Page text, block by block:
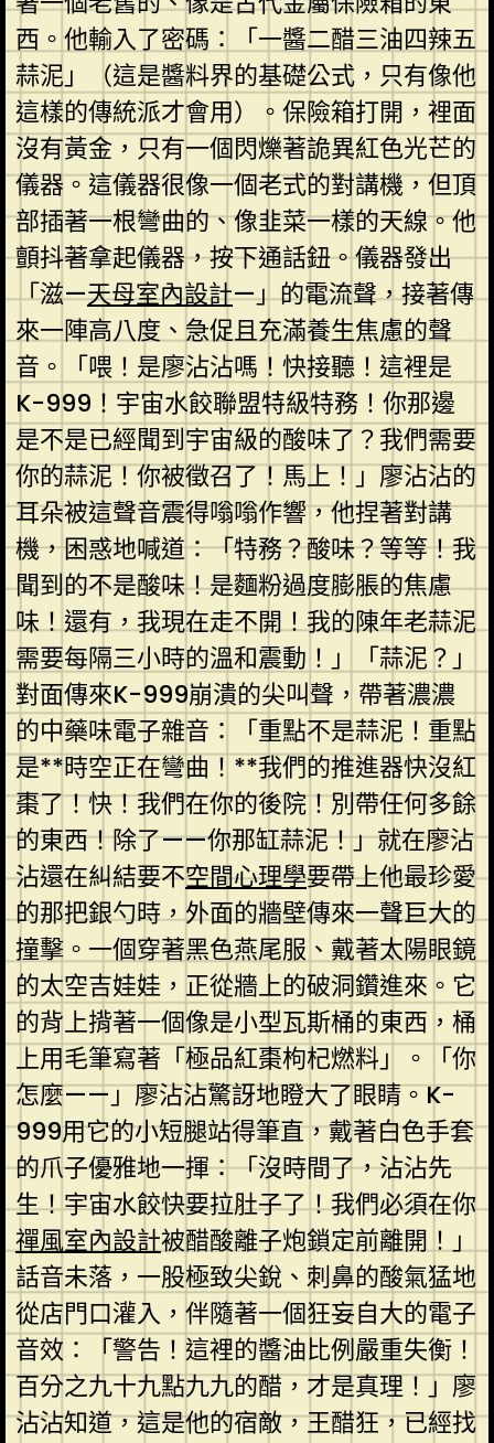
西。他輸入了密碼：「一醬二醋三油四辣五
蒜泥」（這是醬料界的基礎公式，只有像他
這樣的傳統派才會用）。保險箱打開，裡面
沒有黃金，只有一個閃爍著詭異紅色光芒的
儀器。這儀器很像一個老式的對講機，但頂
部插著一根彎曲的、像韭菜一樣的天線。他
顫抖著拿起儀器，按下通話鈕。儀器發出
「滋—天母室內設計—」的電流聲，接著傳
來一陣高八度、急促且充滿養生焦慮的聲
音。「喂！是廖沾沾嗎！快接聽！這裡是
K-999！宇宙水餃聯盟特級特務！你那邊
是不是已經聞到宇宙級的酸味了？我們需要
你的蒜泥！你被徵召了！馬上！」廖沾沾的
耳朵被這聲音震得嗡嗡作響，他捏著對講
機，困惑地喊道：「特務？酸味？等等！我
聞到的不是酸味！是麵粉過度膨脹的焦慮
味！還有，我現在走不開！我的陳年老蒜泥
需要每隔三小時的溫和震動！」「蒜泥？」
對面傳來K-999崩潰的尖叫聲，帶著濃濃
的中藥味電子雜音：「重點不是蒜泥！重點
是**時空正在彎曲！**我們的推進器快沒紅
棗了！快！我們在你的後院！別帶任何多餘
的東西！除了——你那缸蒜泥！」就在廖沾
沾還在糾結要不空間心理學要帶上他最珍愛
的那把銀勺時，外面的牆壁傳來一聲巨大的
撞擊。一個穿著黑色燕尾服、戴著太陽眼鏡
的太空吉娃娃，正從牆上的破洞鑽進來。它
的背上揹著一個像是小型瓦斯桶的東西，桶
上用毛筆寫著「極品紅棗枸杞燃料」。「你
怎麼——」廖沾沾驚訝地瞪大了眼睛。K-
999用它的小短腿站得筆直，戴著白色手套
的爪子優雅地一揮：「沒時間了，沾沾先
生！宇宙水餃快要拉肚子了！我們必須在你
禪風室內設計被醋酸離子炮鎖定前離開！」
話音未落，一股極致尖銳、刺鼻的酸氣猛地
從店門口灌入，伴隨著一個狂妄自大的電子
音效：「警告！這裡的醬油比例嚴重失衡！
百分之九十九點九九的醋，才是真理！」廖
沾沾知道，這是他的宿敵，王醋狂，已經找